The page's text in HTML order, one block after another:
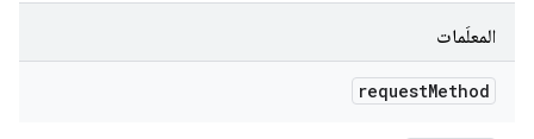
المعلَمات
requestMethod